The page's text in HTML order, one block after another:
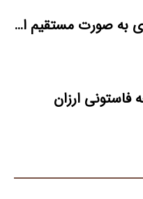
پخش پارچه نمدی به صورت مستقیم از کارخانه
ارزان